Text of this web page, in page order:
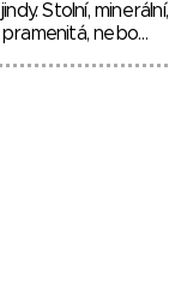
jindy. Stolní, minerální,
pramenitá, nebo…